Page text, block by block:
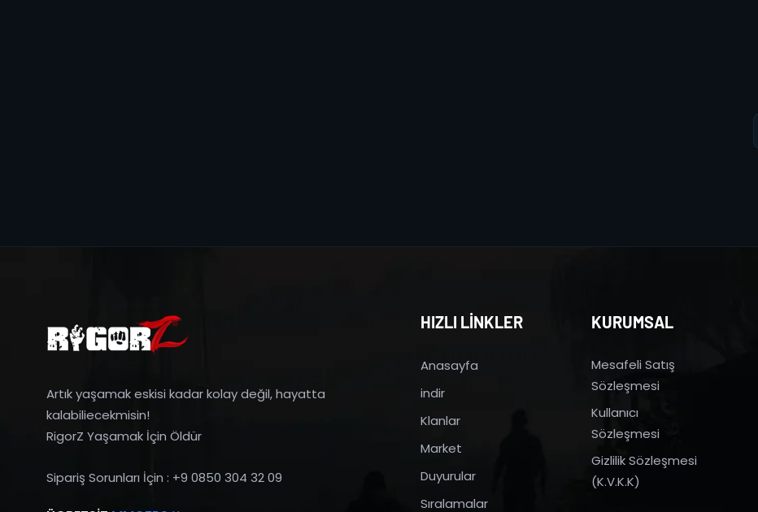
Artık yaşamak eskisi kadar kolay değil, hayatta
kalabiliecekmisin!
RigorZ Yaşamak İçin Öldür
Sipariş Sorunları İçin : +9 0850 304 32 09
HIZLI LİNKLER
Anasayfa
indir
Klanlar
Market
Duyurular
Sıralamalar
KURUMSAL
Mesafeli Satış
Sözleşmesi
Kullanıcı
Sözleşmesi
Gizlilik Sözleşmesi
(K.V.K.K)